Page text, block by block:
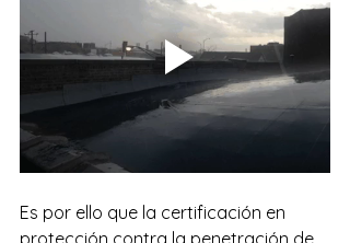
Es por ello que la certificación en